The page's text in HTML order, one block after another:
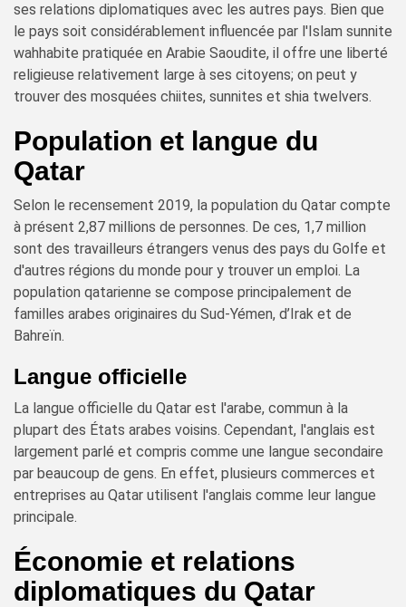
ses relations diplomatiques avec les autres pays. Bien que
le pays soit considérablement influencée par l'Islam sunnite
wahhabite pratiquée en Arabie Saoudite, il offre une liberté
religieuse relativement large à ses citoyens; on peut y
trouver des mosquées chiites, sunnites et shia twelvers.
Population et langue du
Qatar
Selon le recensement 2019, la population du Qatar compte
à présent 2,87 millions de personnes. De ces, 1,7 million
sont des travailleurs étrangers venus des pays du Golfe et
d'autres régions du monde pour y trouver un emploi. La
population qatarienne se compose principalement de
familles arabes originaires du Sud-Yémen, d’Irak et de
Bahreïn.
Langue officielle
La langue officielle du Qatar est l'arabe, commun à la
plupart des États arabes voisins. Cependant, l'anglais est
largement parlé et compris comme une langue secondaire
par beaucoup de gens. En effet, plusieurs commerces et
entreprises au Qatar utilisent l'anglais comme leur langue
principale.
Économie et relations
diplomatiques du Qatar